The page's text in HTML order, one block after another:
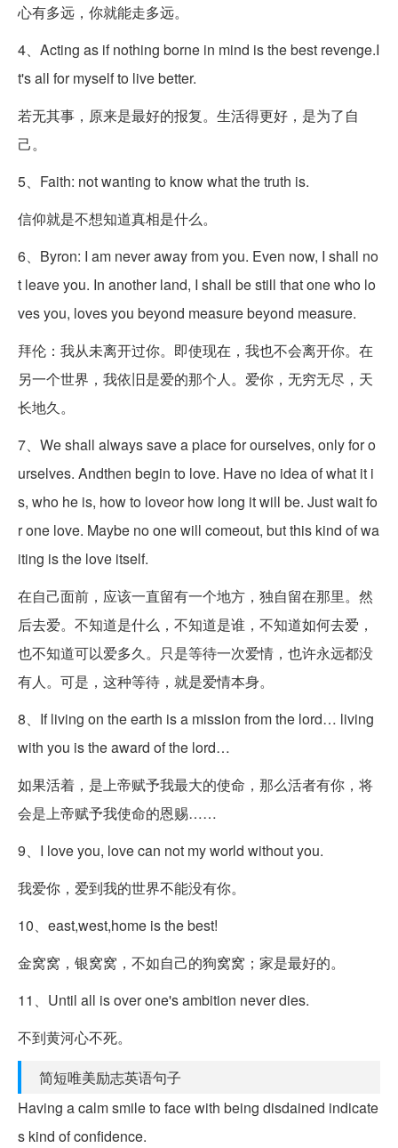
心有多远，你就能走多远。
4、Acting as if nothing borne in mind is the best revenge.I
t's all for myself to live better.
若无其事，原来是最好的报复。生活得更好，是为了自
己。
5、Faith: not wanting to know what the truth is.
信仰就是不想知道真相是什么。
6、Byron: I am never away from you. Even now, I shall no
t leave you. In another land, I shall be still that one who lo
ves you, loves you beyond measure beyond measure.
拜伦：我从未离开过你。即使现在，我也不会离开你。在
另一个世界，我依旧是爱的那个人。爱你，无穷无尽，天
长地久。
7、We shall always save a place for ourselves, only for o
urselves. Andthen begin to love. Have no idea of what it i
s, who he is, how to loveor how long it will be. Just wait fo
r one love. Maybe no one will comeout, but this kind of wa
iting is the love itself.
在自己面前，应该一直留有一个地方，独自留在那里。然
后去爱。不知道是什么，不知道是谁，不知道如何去爱，
也不知道可以爱多久。只是等待一次爱情，也许永远都没
有人。可是，这种等待，就是爱情本身。
8、If living on the earth is a mission from the lord… living
with you is the award of the lord…
如果活着，是上帝赋予我最大的使命，那么活者有你，将
会是上帝赋予我使命的恩赐……
9、I love you, love can not my world without you.
我爱你，爱到我的世界不能没有你。
10、east,west,home is the best!
金窝窝，银窝窝，不如自己的狗窝窝；家是最好的。
11、Until all is over one's ambition never dies.
不到黄河心不死。
简短唯美励志英语句子
Having a calm smile to face with being disdained indicate
s kind of confidence.